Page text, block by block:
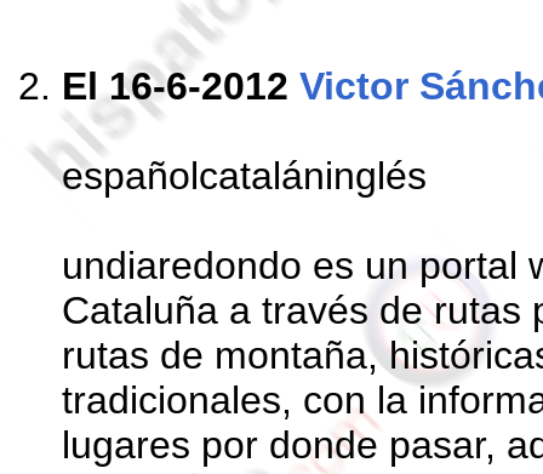
El 16-6-2012 Victor
españolcataláninglés
undiaredondo es un portal
Cataluña a través de rutas
rutas de montaña,
tradicionales, con la
lugares por donde pasar,